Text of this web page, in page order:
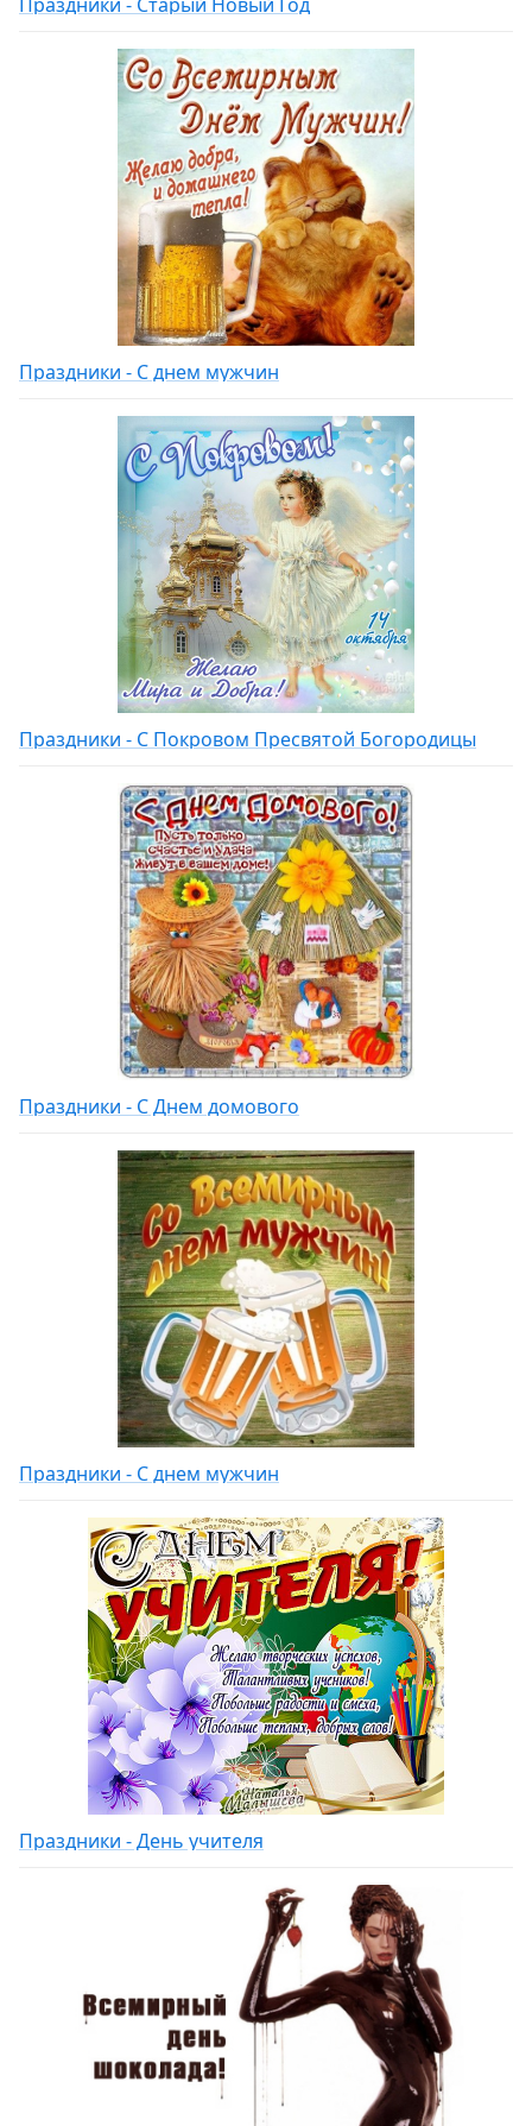
Праздники - С днем мужчин
Праздники - С Покровом Пресвятой Богородицы
Праздники - С Днем домового
Праздники - С днем мужчин
Праздники - День учителя